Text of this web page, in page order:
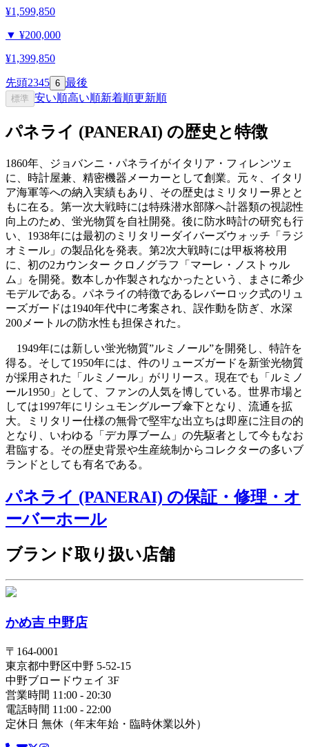
¥1,599,850
▼ ¥200,000
¥1,399,850
先頭2345 6 最後
標準 安い順高い順新着順更新順
パネライ (PANERAI) の歴史と特徴
1860年、ジョバンニ・パネライがイタリア・フィレンツェ
に、時計屋兼、精密機器メーカーとして創業。元々、イタリ
ア海軍等への納入実績もあり、その歴史はミリタリー界とと
もに在る。第一次大戦時には特殊潜水部隊へ計器類の視認性
向上のため、蛍光物質を自社開発。後に防水時計の研究も行
い、1938年には最初のミリタリーダイバーズウォッチ「ラジ
オミール」の製品化を発表。第2次大戦時には甲板将校用
に、初の2カウンター クロノグラフ「マーレ・ノストゥル
ム」を開発。数本しか作製されなかったという、まさに希少
モデルである。パネライの特徴であるレバーロック式のリュ
ーズガードは1940年代中に考案され、誤作動を防ぎ、水深
200メートルの防水性も担保された。
1949年には新しい蛍光物質”ルミノール”を開発し、特許を
得る。そして1950年には、件のリューズガードを新蛍光物質
が採用された「ルミノール」がリリース。現在でも「ルミノ
ール1950」として、ファンの人気を博している。世界市場と
しては1997年にリシュモングループ傘下となり、流通を拡
大。ミリタリー仕様の無骨で堅牢な出立ちは即座に注目の的
となり、いわゆる「デカ厚ブーム」の先駆者として今もなお
君臨する。その歴史背景や生産統制からコレクターの多いブ
ランドとしても有名である。
パネライ (PANERAI) の保証・修理・オ
ーバーホール
ブランド取り扱い店舗
かめ吉 中野店
〒 164-0001
東京都中野区中野 5-52-15
中野ブロードウェイ 3F
営業時間 11:00 - 20:30
電話時間 11:00 - 22:00
定休日 無休（年末年始・臨時休業以外）